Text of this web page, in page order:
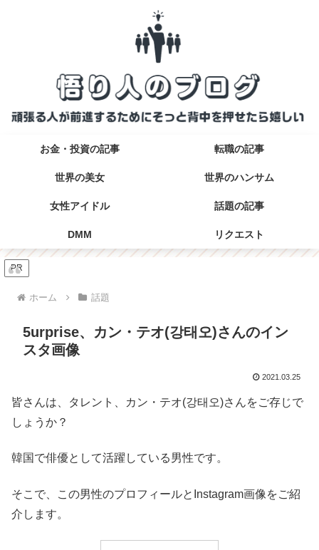
お金・投資の記事 転職の記事
世界の美女 世界のハンサム
女性アイドル 話題の記事
DMM リクエスト
PR
ホーム 話題
5urprise、カン・テオ(강태오)さんのイン
スタ画像
2021.03.25
皆さんは、タレント、カン・テオ(강태오)さんをご存じで
しょうか？
韓国で俳優として活躍している男性です。
そこで、この男性のプロフィールとInstagram画像をご紹
介します。